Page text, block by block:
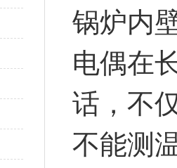
锅炉内
电偶在
话，不
不能测